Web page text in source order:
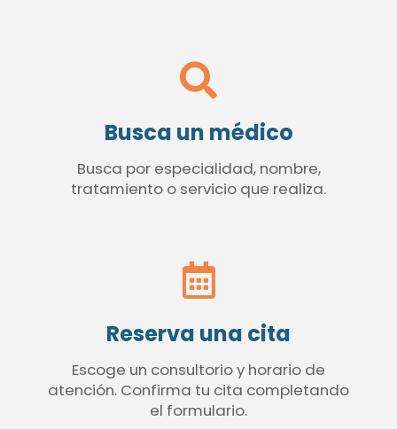
Busca un médico
Busca por especialidad, nombre,
tratamiento o servicio que realiza.
Reserva una cita
Escoge un consultorio y horario de
atención. Confirma tu cita completando
el formulario.